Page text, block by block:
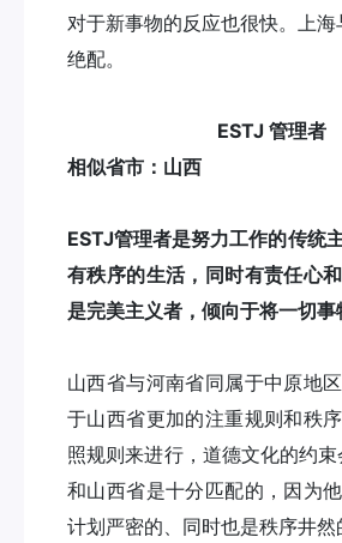
对于新事物的反应也很快。上海
绝配。
ESTJ 管理者
相似省市：山西
ESTJ管理者是努力工作的传统
有秩序的生活，同时有责任心
是完美主义者，倾向于将一切事
山西省与河南省同属于中原地
于山西省更加的注重规则和秩
照规则来进行，道德文化的约
和山西省是十分匹配的，因为他
计划严密的、同时也是秩序井然